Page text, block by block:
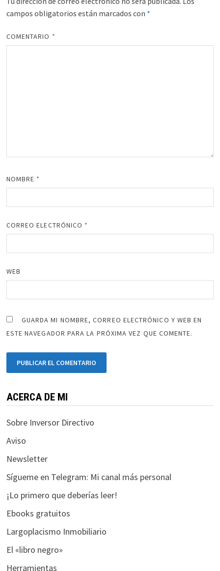
campos obligatorios están marcados con *
COMENTARIO *
NOMBRE *
CORREO ELECTRÓNICO *
WEB
GUARDA MI NOMBRE, CORREO ELECTRÓNICO Y WEB EN
ESTE NAVEGADOR PARA LA PRÓXIMA VEZ QUE COMENTE.
ACERCA DE MI
Sobre Inversor Directivo
Aviso
Newsletter
Sígueme en Telegram: Mi canal más personal
¡Lo primero que deberías leer!
Ebooks gratuitos
Largoplacismo Inmobiliario
El «libro negro»
Herramientas